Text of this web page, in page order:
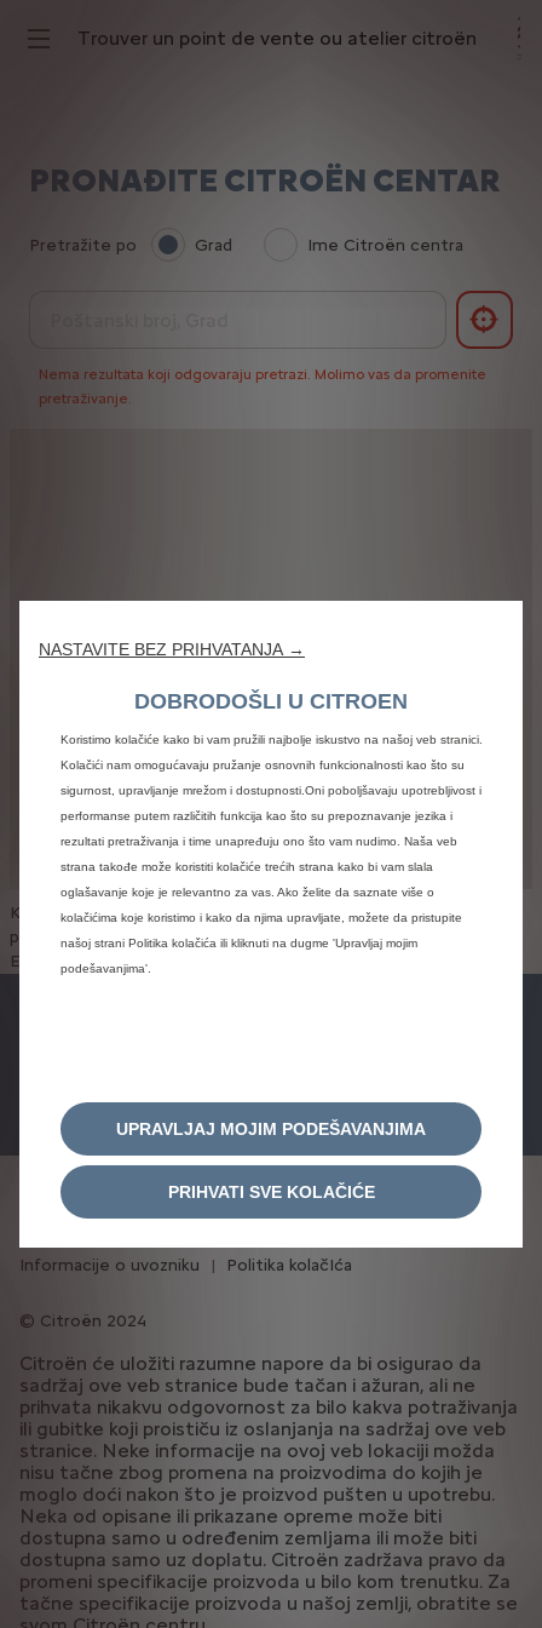
Trouver un point de vente ou atelier citroën
PRONAĐITE CITROËN CENTAR
Pretražite po Grad Ime Citroën centra
Nema rezultata koji odgovaraju pretrazi. Molimo vas da promenite
pretraživanje.
Korišćenjem Google mapa, vi kao korisnik ove veb stranice
podležete Dodatnim uslovima korišćenja Google mapa/Google
Earth:
https://policies.google.com/privacy?hl=en
Citroën 2024
Politika privatnosti
Informacije o uvozniku
Politika kolačIća
Citroën će uložiti razumne napore da bi osigurao da
sadržaj ove veb stranice bude tačan i ažuran, ali ne
prihvata nikakvu odgovornost za bilo kakva potraživanja
ili gubitke koji proističu iz oslanjanja na sadržaj ove veb
stranice. Neke informacije na ovoj veb lokaciji možda
nisu tačne zbog promena na proizvodima do kojih je
moglo doći nakon što je proizvod pušten u upotrebu.
Neka od opisane ili prikazane opreme može biti
dostupna samo u određenim zemljama ili može biti
dostupna samo uz doplatu. Citroën zadržava pravo da
promeni specifikacije proizvoda u bilo kom trenutku. Za
tačne specifikacije proizvoda u našoj zemlji, obratite se
NASTAVITE BEZ PRIHVATANJA →
DOBRODOŠLI U CITROEN
Koristimo kolačiće kako bi vam pružili najbolje iskustvo na našoj veb stranici.
Kolačići nam omogućavaju pružanje osnovnih funkcionalnosti kao što su
sigurnost, upravljanje mrežom i dostupnosti.Oni poboljšavaju upotrebljivost i
performanse putem različitih funkcija kao što su prepoznavanje jezika i
rezultati pretraživanja i time unapređuju ono što vam nudimo. Naša veb
strana takođe može koristiti kolačiće trećih strana kako bi vam slala
oglašavanje koje je relevantno za vas. Ako želite da saznate više o
kolačićima koje koristimo i kako da njima upravljate, možete da pristupite
našoj strani Politika kolačića ili kliknuti na dugme 'Upravljaj mojim
podešavanjima'.
UPRAVLJAJ MOJIM PODEŠAVANJIMA
PRIHVATI SVE KOLAČIĆE